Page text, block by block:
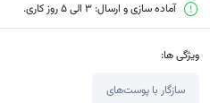
آماده سازی و ارسال: 3 الی 5 روز کاری.
ویژگی ها:
سازگار با پوست‌های